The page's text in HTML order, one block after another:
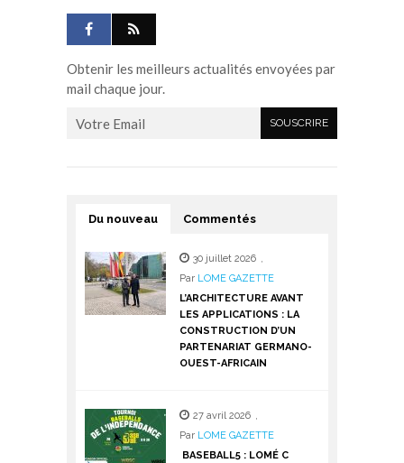
Obtenir les meilleurs actualités envoyées par
mail chaque jour.
Du nouveau Commentés
30 juillet 2026 ,
Par LOME GAZETTE
L’ARCHITECTURE AVANT
LES APPLICATIONS : LA
CONSTRUCTION D’UN
PARTENARIAT GERMANO-
OUEST-AFRICAIN
27 avril 2026 ,
Par LOME GAZETTE
BASEBALL5 : LOMÉ C